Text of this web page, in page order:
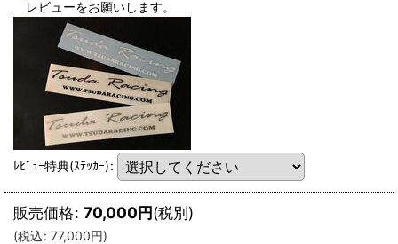
レビューをお願いします。
ﾚﾋﾞｭｰ特典(ｽﾃｯｶｰ):
販売価格: 70,000円(税別)
(税込: 77,000円)